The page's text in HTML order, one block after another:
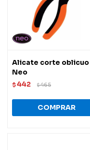
Alicate corte
Neo
$442 $465